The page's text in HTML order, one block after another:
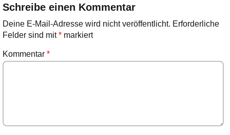
Schreibe einen Kommentar
Deine E-Mail-Adresse wird nicht veröffentlicht. Erforderliche
Felder sind mit*markiert
Kommentar *